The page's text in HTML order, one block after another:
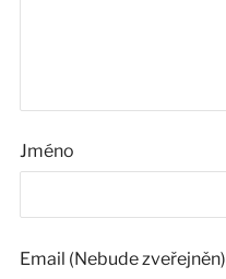
Jméno
Email (Nebude zveřejněn)